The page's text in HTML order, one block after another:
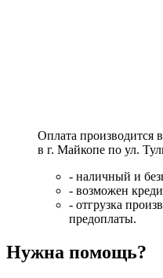
Оплата производится
в г. Майкопе по ул.
- наличный и
- возможен
- отгрузка
предоплаты.
Нужна помощь?